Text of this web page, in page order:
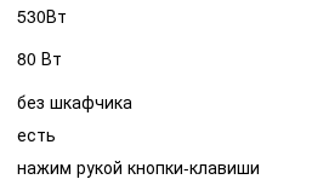
530Вт
80 Вт
без шкафчика
есть
нажим рукой кнопки-клавиши